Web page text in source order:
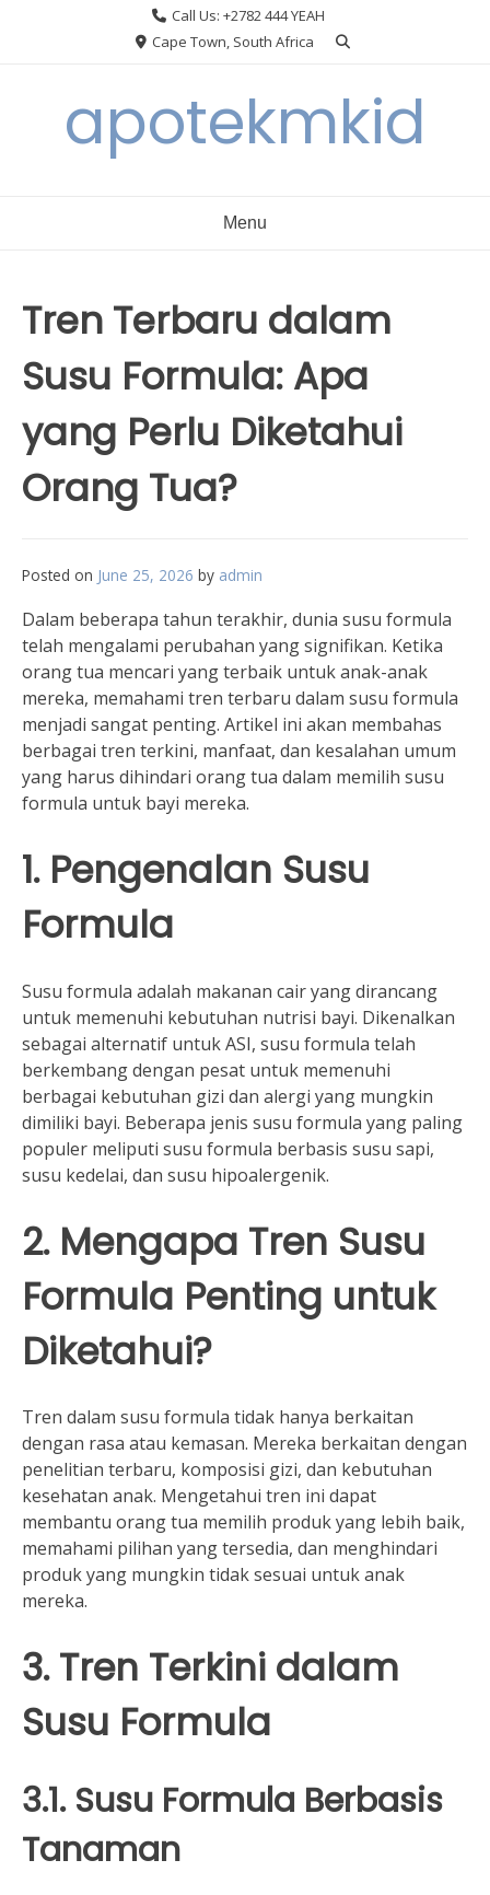
Call Us: +2782 444 YEAH
Cape Town, South Africa
apotekmkid
Menu
Tren Terbaru dalam
Susu Formula: Apa
yang Perlu Diketahui
Orang Tua?
Posted on June 25, 2026 by admin
Dalam beberapa tahun terakhir, dunia susu formula
telah mengalami perubahan yang signifikan. Ketika
orang tua mencari yang terbaik untuk anak-anak
mereka, memahami tren terbaru dalam susu formula
menjadi sangat penting. Artikel ini akan membahas
berbagai tren terkini, manfaat, dan kesalahan umum
yang harus dihindari orang tua dalam memilih susu
formula untuk bayi mereka.
1. Pengenalan Susu
Formula
Susu formula adalah makanan cair yang dirancang
untuk memenuhi kebutuhan nutrisi bayi. Dikenalkan
sebagai alternatif untuk ASI, susu formula telah
berkembang dengan pesat untuk memenuhi
berbagai kebutuhan gizi dan alergi yang mungkin
dimiliki bayi. Beberapa jenis susu formula yang paling
populer meliputi susu formula berbasis susu sapi,
susu kedelai, dan susu hipoalergenik.
2. Mengapa Tren Susu
Formula Penting untuk
Diketahui?
Tren dalam susu formula tidak hanya berkaitan
dengan rasa atau kemasan. Mereka berkaitan dengan
penelitian terbaru, komposisi gizi, dan kebutuhan
kesehatan anak. Mengetahui tren ini dapat
membantu orang tua memilih produk yang lebih baik,
memahami pilihan yang tersedia, dan menghindari
produk yang mungkin tidak sesuai untuk anak
mereka.
3. Tren Terkini dalam
Susu Formula
3.1. Susu Formula Berbasis
Tanaman